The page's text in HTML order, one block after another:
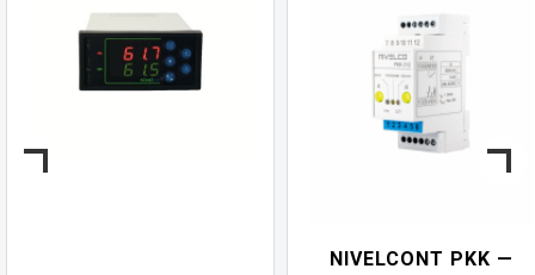
NIVELCONT PKK —